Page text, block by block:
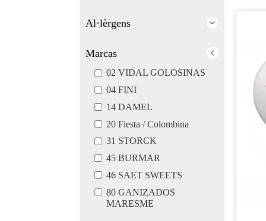
Al·lèrgens
Marcas
02 VIDAL GOLOSINAS
04 FINI
14 DAMEL
20 Fiesta / Colombina
31 STORCK
45 BURMAR
46 SAET SWEETS
80 GANIZADOS
MARESME